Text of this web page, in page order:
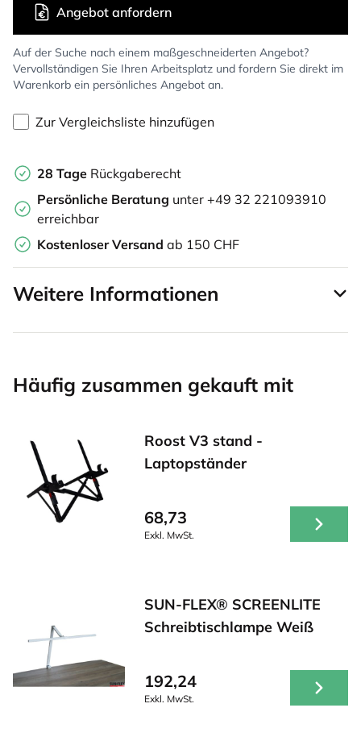
Auf der Suche nach einem maßgeschneiderten Angebot?
Vervollständigen Sie Ihren Arbeitsplatz und fordern Sie direkt im
Warenkorb ein persönliches Angebot an.
Angebot anfordern
Zur Vergleichsliste hinzufügen
28 Tage Rückgaberecht
Persönliche Beratung unter +49 32 221093910
erreichbar
Kostenloser Versand ab 150 CHF
Weitere Informationen
Häufig zusammen gekauft mit
Roost V3 stand -
Laptopständer
68,73
Exkl. MwSt.
SUN-FLEX® SCREENLITE
Schreibtischlampe Weiß
192,24
Exkl. MwSt.